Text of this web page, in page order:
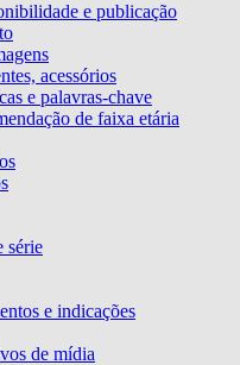
e publicação
acessórios
e palavras-chave
de faixa etária
série
e indicações
de mídia